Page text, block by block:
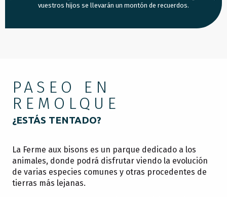
vuestros hijos se llevarán un montón de recuerdos.
PASEO EN
REMOLQUE
¿ESTÁS TENTADO?
La Ferme aux bisons es un parque dedicado a los
animales, donde podrá disfrutar viendo la evolución
de varias especies comunes y otras procedentes de
tierras más lejanas.